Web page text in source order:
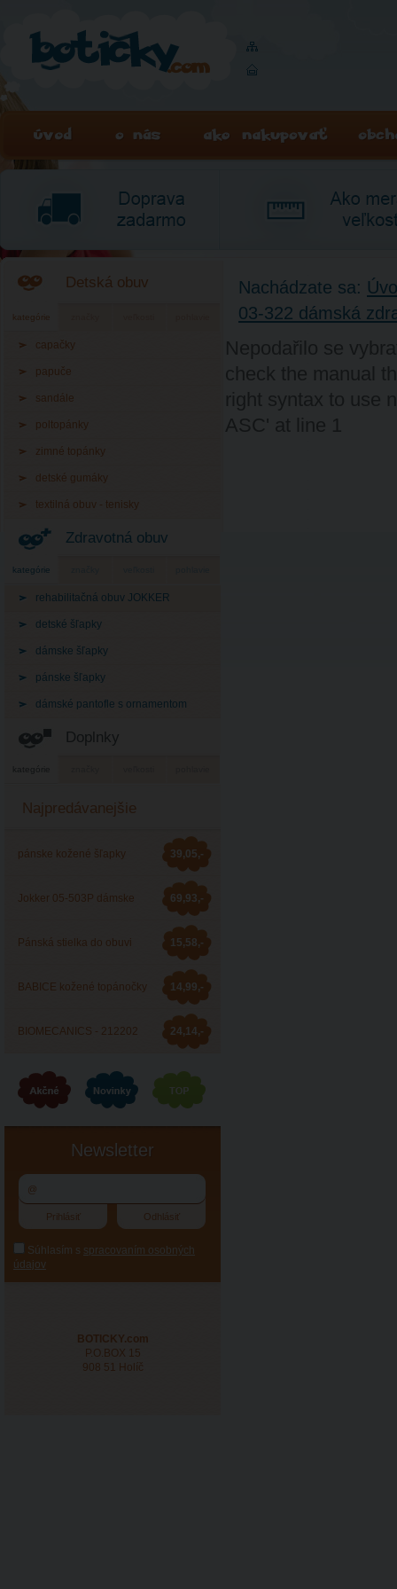
Detská obuv
kategórie
capačky
papuče
sandále
poltopánky
zimné topánky
detské gumáky
textilná obuv - tenisky
Zdravotná obuv
kategórie
rehabilitačná obuv JOKKER
detské šľapky
dámske šľapky
pánske šľapky
dámské pantofle s ornamentom
Doplnky
kategórie
Najpredávanejšie
pánske kožené šľapky
Barea 006053
39,05,-
Jokker 05-503P dámske
zdravotné šľapky
69,93,-
Pánská stielka do obuvi
JOKKER
15,58,-
BABICE kožené topánočky
BA-044
14,99,-
BIOMECANICS - 212202
celoročná obuv
24,14,-
Newsletter
Súhlasím s spracovaním osobných
údajov
BOTICKY.com
P.O.BOX 15
908 51 Holíč
Nachádzate sa:
03-322 dámská